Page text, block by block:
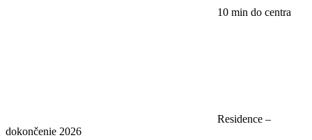
10 min do centra
Residence –
dokončenie 2026